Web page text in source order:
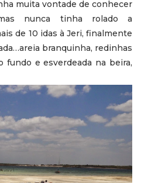
muita vontade de conhecer
nunca tinha rolado a
de 10 idas à Jeri, finalmente
branquinha, redinhas
fundo e esverdeada na beira,